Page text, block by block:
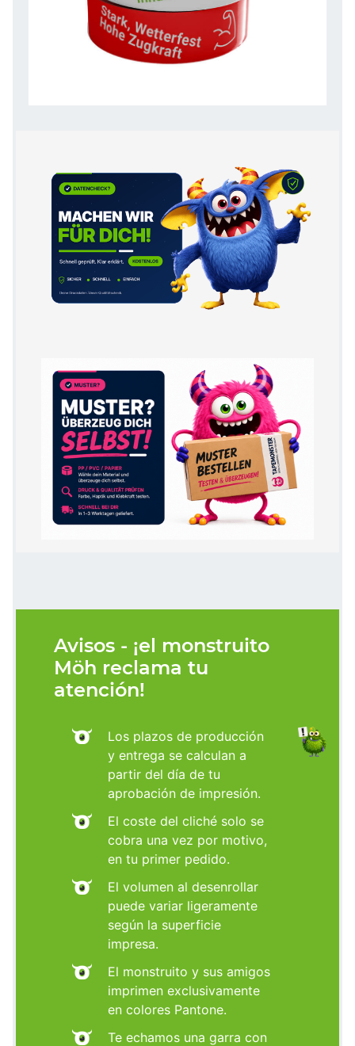
Avisos - ¡el monstruito
Möh reclama tu
atención!
Los plazos de producción
y entrega se calculan a
partir del día de tu
aprobación de impresión.
El coste del cliché solo se
cobra una vez por motivo,
en tu primer pedido.
El volumen al desenrollar
puede variar ligeramente
según la superficie
impresa.
El monstruito y sus amigos
imprimen exclusivamente
en colores Pantone.
Te echamos una garra con